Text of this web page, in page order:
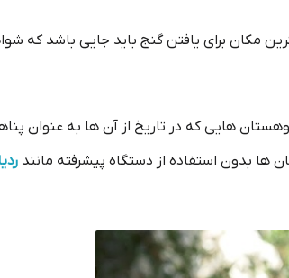
مکان برای یافتن گنج باید جایی باشد که
هایی که در تاریخ از آن ها به عنوان
ها بدون استفاده از دستگاه پیشرفته مانند